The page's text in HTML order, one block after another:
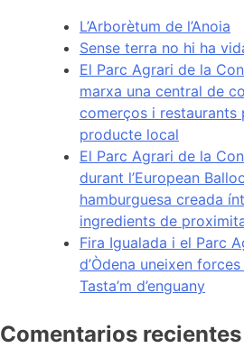
L’Arborètum de l’Anoia
Sense terra no hi ha
El Parc Agrari de la
marxa una central de
comerços i restaurants
producte local
El Parc Agrari de la
durant l’European
hamburguesa creada
ingredients de
Fira Igualada i el Parc
d’Òdena uneixen
Tasta’m d’enguany
Comentarios recientes